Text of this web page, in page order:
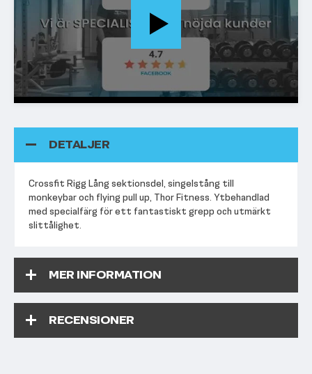
DETALJER
Crossfit Rigg Lång sektionsdel, singelstång till
monkeybar och flying pull up, Thor Fitness. Ytbehandlad
med specialfärg för ett fantastiskt grepp och utmärkt
slittålighet.
MER INFORMATION
RECENSIONER